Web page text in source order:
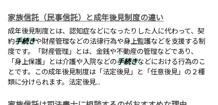
家族信託（民事信託）と成年後見制度の違い
成年後見制度とは、認知症などになったりした人に代わって、契
約手続きや財産管理などの法律行為や身上監護などを支援する制
度です。「財産管理」とは、金銭や不動産の管理などであり、
「身上保護」とは介護や入院などの手続きなどにおける行為のこ
とです。この成年後見制度は「法定後見」と「任意後見」の２種
類に分けられます。法定後見...